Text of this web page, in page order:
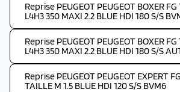
Reprise PEUGEOT PEUGEOT BOXER FG
L4H3 350 MAXI 2.2 BLUE HDI 180 S/S
Reprise PEUGEOT PEUGEOT BOXER FG
L4H3 350 MAXI 2.2 BLUE HDI 180 S/S
Reprise PEUGEOT PEUGEOT EXPERT
TAILLE M 1.5 BLUE HDI 120 S/S BVM6